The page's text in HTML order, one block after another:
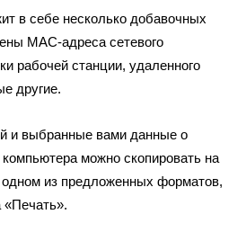
в себе несколько добавочных
MAC-адреса сетевого
рабочей станции, удаленного
другие.
и выбранные вами данные о
можно скопировать на
из предложенных форматов,
«Печать».